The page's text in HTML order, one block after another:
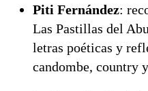
Piti Fernández:
Las Pastillas del
letras poéticas y
candombe, country